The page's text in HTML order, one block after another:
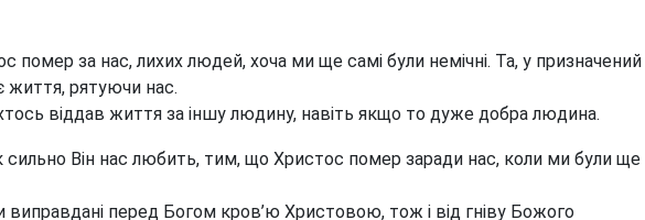
помер за нас, лихих людей, хоча ми ще самі були немічні. Та, у призначений
життя, рятуючи нас.
віддав життя за іншу людину, навіть якщо то дуже добра людина.
сильно Він нас любить, тим, що Христос помер заради нас, коли ми були ще
виправдані перед Богом кров’ю Христовою, тож і від гніву Божого